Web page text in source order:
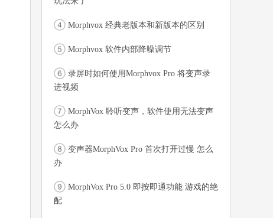
Morphvox 经典老版本和新版本的区别
Morphvox 软件内部降噪调节
录屏时如何使用Morphvox Pro 将变声录
进视频
MorphVox 聆听变声，软件使用无法变声
怎么办
变声器MorphVox Pro 首次打开过慢 怎么
办
MorphVox Pro 5.0 即按即通功能 游戏的绝
配